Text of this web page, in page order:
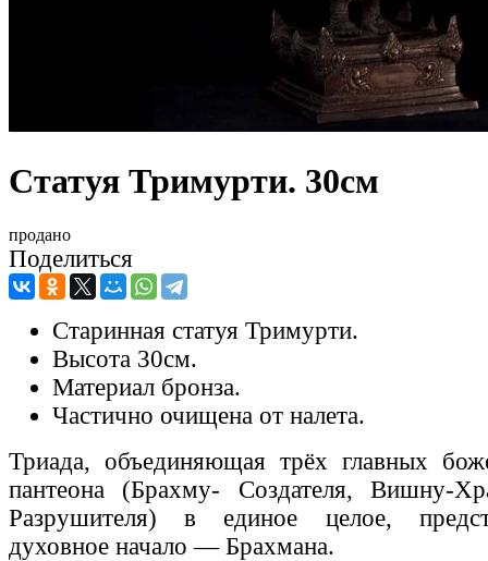
Статуя Тримурти. 30см
продано
Поделиться
Старинная статуя Тримурти.
Высота 30см.
Материал бронза.
Частично очищена от налета.
Триада, объединяющая трёх главных
пантеона (Брахму- Создателя, Вишну-
Разрушителя) в единое целое,
духовное начало — Брахмана.